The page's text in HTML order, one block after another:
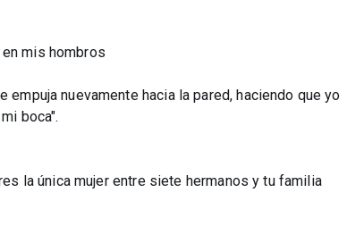
mis hombros
nuevamente hacia la pared, haciendo que yo
boca".
la única mujer entre siete hermanos y tu familia